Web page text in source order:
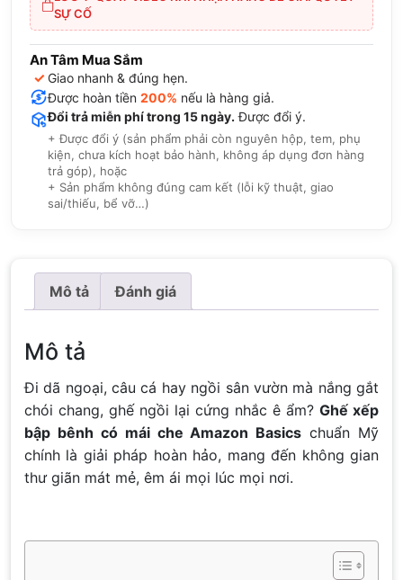
SỰ CỐ
An Tâm Mua Sắm
✓ Giao nhanh & đúng hẹn.
Được hoàn tiền 200% nếu là hàng giả.
Đổi trả miễn phí trong 15 ngày. Được đổi ý.
+ Được đổi ý (sản phẩm phải còn nguyên hộp, tem, phụ
kiện, chưa kích hoạt bảo hành, không áp dụng đơn hàng
trả góp), hoặc
+ Sản phẩm không đúng cam kết (lỗi kỹ thuật, giao
sai/thiếu, bể vỡ…)
Mô tả Đánh giá
Mô tả
Đi dã ngoại, câu cá hay ngồi sân vườn mà nắng gắt
chói chang, ghế ngồi lại cứng nhắc ê ẩm? Ghế xếp
bập bênh có mái che Amazon Basics chuẩn Mỹ
chính là giải pháp hoàn hảo, mang đến không gian
thư giãn mát mẻ, êm ái mọi lúc mọi nơi.